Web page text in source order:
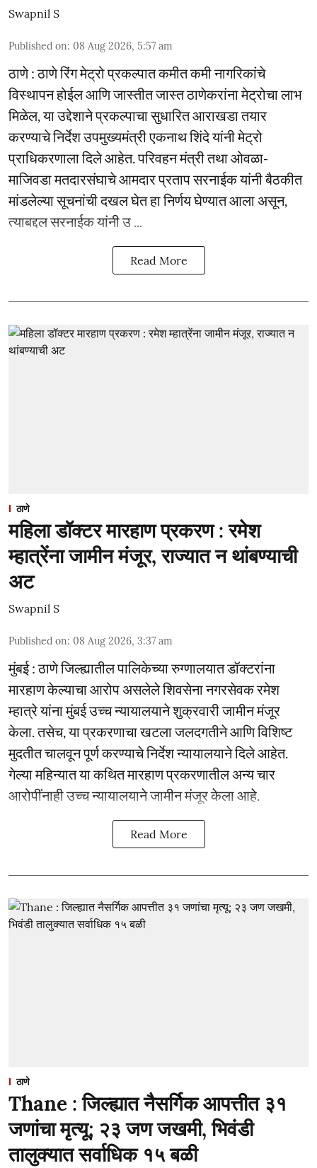
Swapnil S
Published on: 08 Aug 2026, 5:57 am
ठाणे : ठाणे रिंग मेट्रो प्रकल्पात कमीत कमी नागरिकांचे
विस्थापन होईल आणि जास्तीत जास्त ठाणेकरांना मेट्रोचा लाभ
मिळेल, या उद्देशाने प्रकल्पाचा सुधारित आराखडा तयार
करण्याचे निर्देश उपमुख्यमंत्री एकनाथ शिंदे यांनी मेट्रो
प्राधिकरणाला दिले आहेत. परिवहन मंत्री तथा ओवळा-
माजिवडा मतदारसंघाचे आमदार प्रताप सरनाईक यांनी बैठकीत
मांडलेल्या सूचनांची दखल घेत हा निर्णय घेण्यात आला असून,
त्याबद्दल सरनाईक यांनी उ ...
Read More
ठाणे
महिला डॉक्टर मारहाण प्रकरण : रमेश
म्हात्रेंना जामीन मंजूर, राज्यात न थांबण्याची
अट
Swapnil S
Published on: 08 Aug 2026, 3:37 am
मुंबई : ठाणे जिल्ह्यातील पालिकेच्या रुग्णालयात डॉक्टरांना
मारहाण केल्याचा आरोप असलेले शिवसेना नगरसेवक रमेश
म्हात्रे यांना मुंबई उच्च न्यायालयाने शुक्रवारी जामीन मंजूर
केला. तसेच, या प्रकरणाचा खटला जलदगतीने आणि विशिष्ट
मुदतीत चालवून पूर्ण करण्याचे निर्देश न्यायालयाने दिले आहेत.
गेल्या महिन्यात या कथित मारहाण प्रकरणातील अन्य चार
आरोपींनाही उच्च न्यायालयाने जामीन मंजूर केला आहे.
Read More
ठाणे
Thane : जिल्ह्यात नैसर्गिक आपत्तीत ३१
जणांचा मृत्यू; २३ जण जखमी, भिवंडी
तालुक्यात सर्वाधिक १५ बळी